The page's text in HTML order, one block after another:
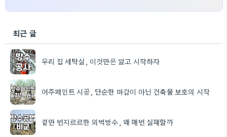
최근 글
우리 집 세탁실, 이것만은 알고 시작하자
여주페인트 시공, 단순한 마감이 아닌 건축물 보호의 시작
겉만 번지르르한 외벽방수, 왜 매번 실패할까